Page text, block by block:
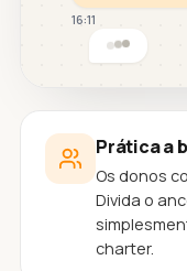
16:11
Prática a
Os donos
Divida o
charter.